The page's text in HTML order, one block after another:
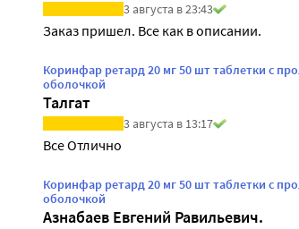
3 августа в 23:43
Заказ пришел. Все как в описании.
Коринфар ретард 20 мг 50 шт таблетки с
оболочкой
Талгат
3 августа в 13:17
Все Отлично
Коринфар ретард 20 мг 50 шт таблетки с
оболочкой
Азнабаев Евгений Равильевич.